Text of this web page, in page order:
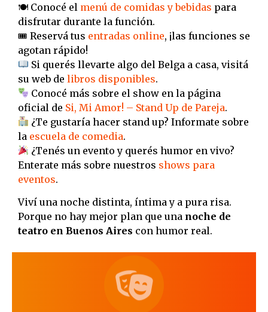
🍽 Conocé el menú de comidas y bebidas para
disfrutar durante la función.
🎟 Reservá tus entradas online, ¡las funciones se
agotan rápido!
Si querés llevarte algo del Belga a casa, visitá
su web de libros disponibles.
Conocé más sobre el show en la página
oficial de Si, Mi Amor! – Stand Up de Pareja.
¿Te gustaría hacer stand up? Informate sobre
la escuela de comedia.
¿Tenés un evento y querés humor en vivo?
Enterate más sobre nuestros shows para
eventos.
Viví una noche distinta, íntima y a pura risa.
Porque no hay mejor plan que una noche de
teatro en Buenos Aires con humor real.